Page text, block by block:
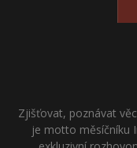
Zjišťovat, poznávat
je motto měsíčníku